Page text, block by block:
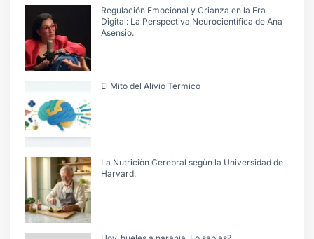
Regulación Emocional y Crianza en la Era
Digital: La Perspectiva Neurocientífica de Ana
Asensio.
El Mito del Alivio Térmico
La Nutriciòn Cerebral segùn la Universidad de
Harvard.